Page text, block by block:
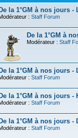
De la 1°GM à nos jours -
: Staff Forum
De la 1°GM à
Modérateur : Staff
De la 1°GM à nos jours
: Staff Forum
De la 1°GM à nos jours
: Staff Forum
De la 1°GM à nos jours
: Staff Forum